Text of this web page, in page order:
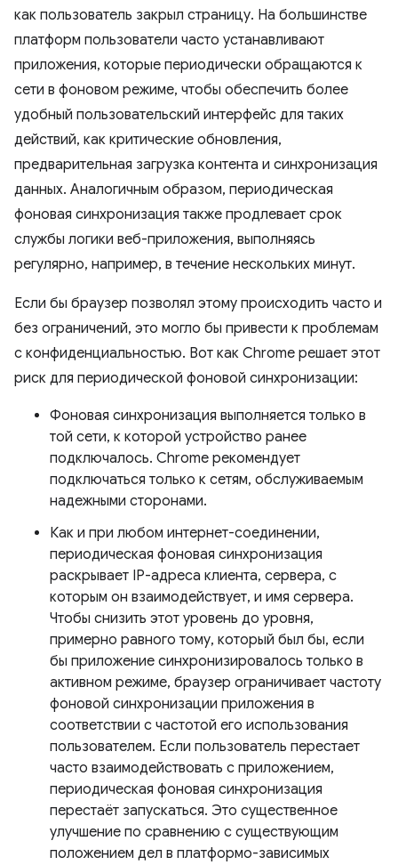
как пользователь закрыл страницу. На большинстве
платформ пользователи часто устанавливают
приложения, которые периодически обращаются к
сети в фоновом режиме, чтобы обеспечить более
удобный пользовательский интерфейс для таких
действий, как критические обновления,
предварительная загрузка контента и синхронизация
данных. Аналогичным образом, периодическая
фоновая синхронизация также продлевает срок
службы логики веб-приложения, выполняясь
регулярно, например, в течение нескольких минут.
Если бы браузер позволял этому происходить часто и
без ограничений, это могло бы привести к проблемам
с конфиденциальностью. Вот как Chrome решает этот
риск для периодической фоновой синхронизации:
Фоновая синхронизация выполняется только в
той сети, к которой устройство ранее
подключалось. Chrome рекомендует
подключаться только к сетям, обслуживаемым
надежными сторонами.
Как и при любом интернет-соединении,
периодическая фоновая синхронизация
раскрывает IP-адреса клиента, сервера, с
которым он взаимодействует, и имя сервера.
Чтобы снизить этот уровень до уровня,
примерно равного тому, который был бы, если
бы приложение синхронизировалось только в
активном режиме, браузер ограничивает частоту
фоновой синхронизации приложения в
соответствии с частотой его использования
пользователем. Если пользователь перестает
часто взаимодействовать с приложением,
периодическая фоновая синхронизация
перестаёт запускаться. Это существенное
улучшение по сравнению с существующим
положением дел в платформо-зависимых